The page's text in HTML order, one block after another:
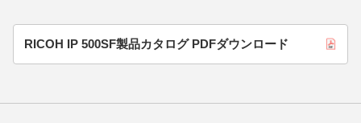
RICOH IP 500SF製品カタログ PDFダウンロード